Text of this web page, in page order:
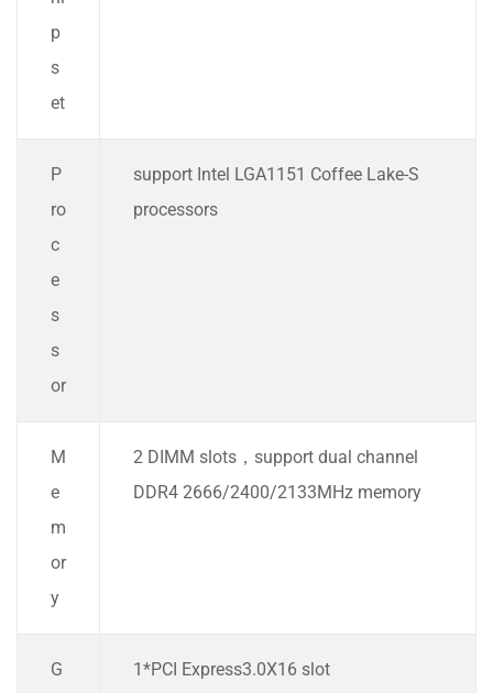
p
s
et
P
ro
c
e
s
s
or
support Intel LGA1151 Coffee Lake-S
processors
M
e
m
or
y
2 DIMM slots，support dual channel
DDR4 2666/2400/2133MHz memory
G
1*PCI Express3.0X16 slot